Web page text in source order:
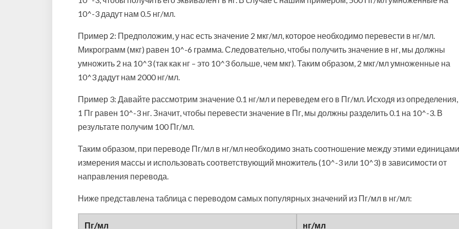
10^-3 дадут нам 0.5 нг/мл.
Пример 2: Предположим, у нас есть значение 2 мкг/мл, которое необходимо перевести в нг/мл.
Микрограмм (мкг) равен 10^-6 грамма. Следовательно, чтобы получить значение в нг, мы должны
умножить 2 на 10^3 (так как нг – это 10^3 больше, чем мкг). Таким образом, 2 мкг/мл умноженные на
10^3 дадут нам 2000 нг/мл.
Пример 3: Давайте рассмотрим значение 0.1 нг/мл и переведем его в Пг/мл. Исходя из определения,
1 Пг равен 10^-3 нг. Значит, чтобы перевести значение в Пг, мы должны разделить 0.1 на 10^-3. В
результате получим 100 Пг/мл.
Таким образом, при переводе Пг/мл в нг/мл необходимо знать соотношение между этими единицами
измерения массы и использовать соответствующий множитель (10^-3 или 10^3) в зависимости от
направления перевода.
Ниже представлена таблица с переводом самых популярных значений из Пг/мл в нг/мл:
Пг/мл нг/мл